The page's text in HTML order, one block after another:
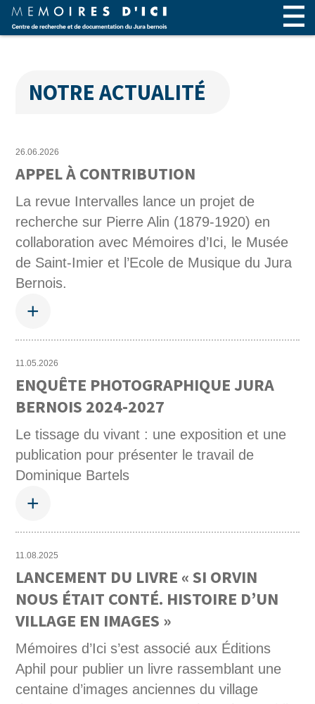
NOTRE ACTUALITÉ
26.06.2026
APPEL À CONTRIBUTION
La revue Intervalles lance un projet de
recherche sur Pierre Alin (1879-1920) en
collaboration avec Mémoires d’Ici, le Musée
de Saint-Imier et l’Ecole de Musique du Jura
Bernois.
+
11.05.2026
ENQUÊTE PHOTOGRAPHIQUE JURA
BERNOIS 2024-2027
Le tissage du vivant : une exposition et une
publication pour présenter le travail de
Dominique Bartels
+
11.08.2025
LANCEMENT DU LIVRE « SI ORVIN
NOUS ÉTAIT CONTÉ. HISTOIRE D’UN
VILLAGE EN IMAGES »
Mémoires d’Ici s’est associé aux Éditions
Aphil pour publier un livre rassemblant une
centaine d’images anciennes du village